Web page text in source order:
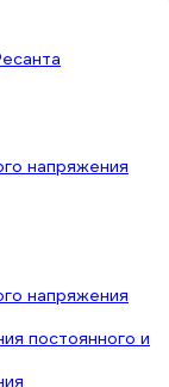
напряжения
напряжения
постоянного и